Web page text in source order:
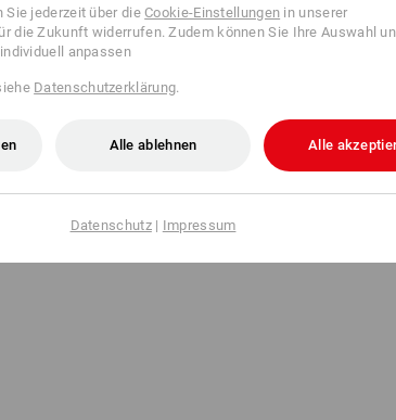
Sie jederzeit über dieCookie-Einstellungen in unserer
die Zukunft widerrufen. Zudem können Sie Ihre Auswahl
anpassen
Datenschutzerklärung.
Alle ablehnen Alle
Datenschutz| Impressum